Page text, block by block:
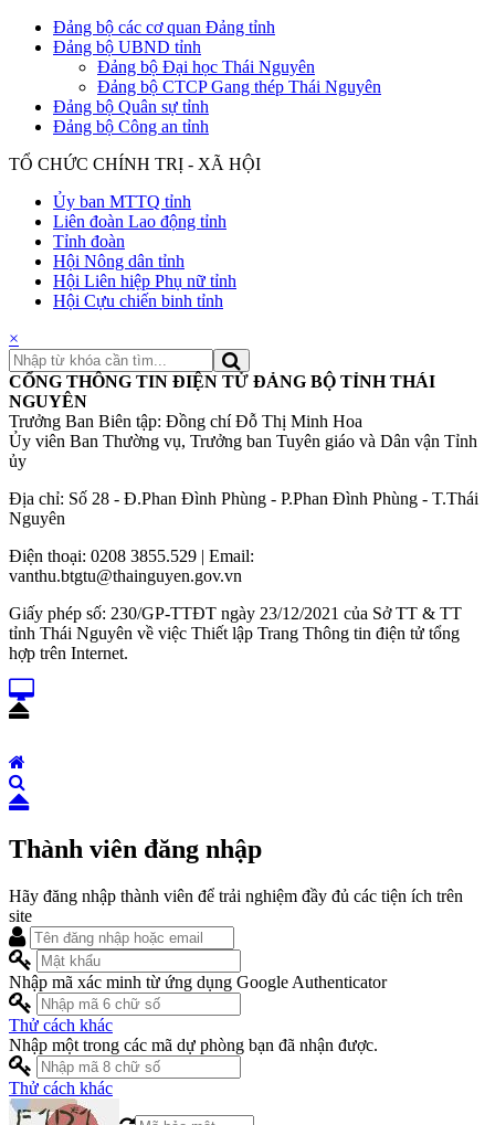
Đảng bộ các cơ quan Đảng tỉnh
Đảng bộ UBND tỉnh
Đảng bộ Đại học Thái Nguyên
Đảng bộ CTCP Gang thép Thái Nguyên
Đảng bộ Quân sự tỉnh
Đảng bộ Công an tỉnh
TỔ CHỨC CHÍNH TRỊ - XÃ HỘI
Ủy ban MTTQ tỉnh
Liên đoàn Lao động tỉnh
Tỉnh đoàn
Hội Nông dân tỉnh
Hội Liên hiệp Phụ nữ tỉnh
Hội Cựu chiến binh tỉnh
×
CỔNG THÔNG TIN ĐIỆN TỬ ĐẢNG BỘ TỈNH THÁI
NGUYÊN
Trưởng Ban Biên tập: Đồng chí Đỗ Thị Minh Hoa
Ủy viên Ban Thường vụ, Trưởng ban Tuyên giáo và Dân vận Tỉnh
ủy
Địa chỉ: Số 28 - Đ.Phan Đình Phùng - P.Phan Đình Phùng - T.Thái
Nguyên
Điện thoại: 0208 3855.529 | Email:
vanthu.btgtu@thainguyen.gov.vn
Giấy phép số: 230/GP-TTĐT ngày 23/12/2021 của Sở TT & TT
tỉnh Thái Nguyên về việc Thiết lập Trang Thông tin điện tử tổng
hợp trên Internet.
Thành viên đăng nhập
Hãy đăng nhập thành viên để trải nghiệm đầy đủ các tiện ích trên
site
Nhập mã xác minh từ ứng dụng Google Authenticator
Thử cách khác
Nhập một trong các mã dự phòng bạn đã nhận được.
Thử cách khác